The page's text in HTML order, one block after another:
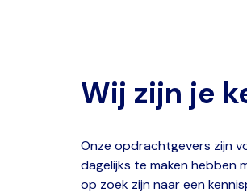
Wij zijn je
Onze opdrachtgevers zijn
dagelijks te maken hebben
op zoek zijn naar een